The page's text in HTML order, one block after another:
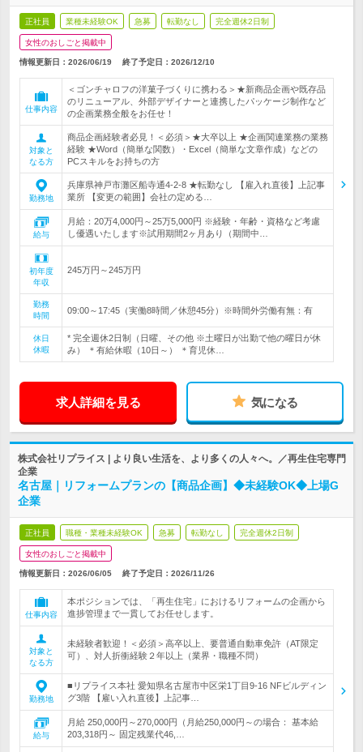
正社員 業種未経験OK 急募 転勤なし 完全週休2日制
女性のおしごと掲載中
情報更新日：2026/06/19 終了予定日： 2026/12/10
仕事内容
＜ゴンチャロフの洋菓子づくりに携わる＞★新商品企画や既存品
のリニューアル、外部デザイナーと連携したパッケージ制作など
の企画業務全般をお任せ！
対象と
なる方
商品企画経験者必見！＜必須＞★大卒以上 ★企画関連業務の業務
経験 ★Word（簡単な関数）・Excel（簡単な文章作成）などの
PCスキルをお持ちの方
勤務地
兵庫県神戸市灘区船寺通4-2-8 ★転勤なし 【雇入れ直後】上記事
業所 【変更の範囲】会社の定める…
給与
月給：20万4,000円～25万5,000円 ※経験・年齢・資格など考慮
し優遇いたします※試用期間2ヶ月あり（期間中…
初年度
年収
245万円～245万円
勤務
時間
09:00～17:45（実働8時間／休憩45分）※時間外労働有無：有
休日
休暇
* 完全週休2日制（日曜、その他 ※土曜日が出勤で他の曜日が休
み） ＊有給休暇（10日～） ＊育児休…
求人詳細を見る 気になる
株式会社リプライス | より良い生活を、より多くの人々へ。／再生住宅専門
企業
名古屋｜リフォームプランの【商品企画】◆未経験OK◆上場G
企業
正社員 職種・業種未経験OK 急募 転勤なし 完全週休2日制
女性のおしごと掲載中
情報更新日：2026/06/05 終了予定日： 2026/11/26
仕事内容
本ポジションでは、「再生住宅」におけるリフォームの企画から
進捗管理まで一貫してお任せします。
対象と
なる方
未経験者歓迎！＜必須＞高卒以上、要普通自動車免許（AT限定
可）、対人折衝経験２年以上（業界・職種不問）
勤務地
■リプライス本社 愛知県名古屋市中区栄1丁目9-16 NFビルディン
グ3階 【雇い入れ直後】上記事…
給与
月給 250,000円～270,000円（月給250,000円～の場合： 基本給
203,318円～ 固定残業代46,…